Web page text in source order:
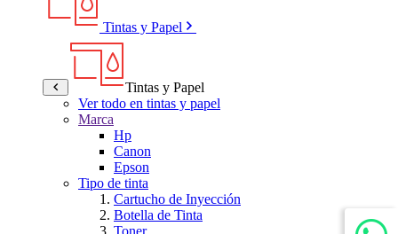
Tintas y Papel
Tintas y Papel
Ver todo en tintas y papel
Marca
Hp
Canon
Epson
Tipo de tinta
Cartucho de Inyección
Botella de Tinta
Toner